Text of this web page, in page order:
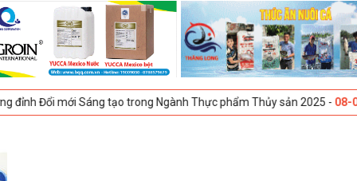
mới Sáng tạo trong Ngành Thực phẩm Thủy sản 2025 -08-04-2025